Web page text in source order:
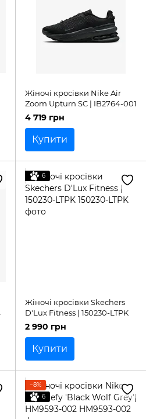
Жіночі кросівки Nike Air
Zoom Upturn SC | IB2764-001
4 719 грн
Купити
6
Жіночі кросівки Skechers
D'Lux Fitness | 150230-LTPK
2 990 грн
Купити
−8%
6